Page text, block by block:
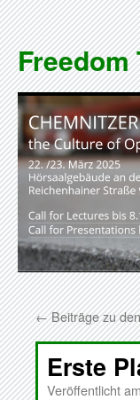
Zum
Inhalt
springen
Freedom
←Beiträge zu
Erste
Veröffentlicht am